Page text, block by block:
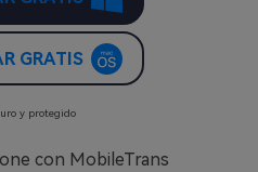
GRATIS
y protegido
con MobileTrans